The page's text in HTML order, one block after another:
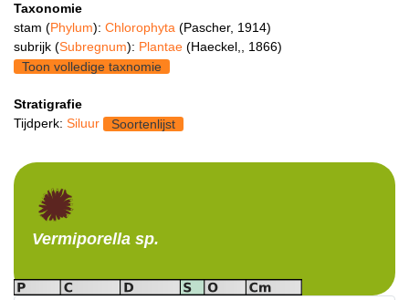
Taxonomie
stam (Phylum): Chlorophyta (Pascher, 1914)
subrijk (Subregnum): Plantae (Haeckel,, 1866)
Toon volledige taxnomie
Stratigrafie
Tijdperk: Siluur Soortenlijst
Vermiporella sp.